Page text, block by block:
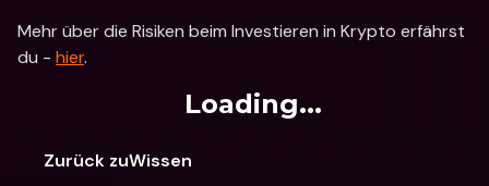
Mehr über die Risiken beim Investieren in Krypto erfährst
du - hier.
Loading...
Zurück zuWissen